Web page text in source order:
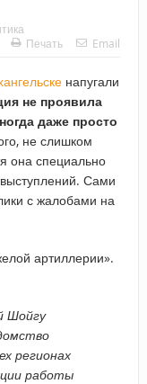
Печать
Email
напугали
не проявила
даже просто
не слишком
она специально
Сами
с жалобами на
артиллерии».
Шойгу
регионах
работы